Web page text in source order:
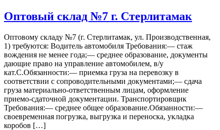
Оптовый склад №7 г. Стерлитамак
Оптовому складу №7 (г. Стерлитамак, ул. Производственная,
1) требуются: Водитель автомобиля Требования:— стаж
вождения не менее года;— среднее образование, документы
дающие право на управление автомобилем, в/у
кат.С.Обязанности:— приемка груза на перевозку в
соответствии с сопроводительными документами;— сдача
груза материально-ответственным лицам, оформление
приемо-сдаточной документации. Транспортировщик
Требования:— среднее общее образование.Обязанности:—
своевременная погрузка, выгрузка и переноска, укладка
коробов […]